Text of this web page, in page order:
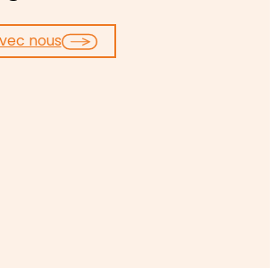
nous